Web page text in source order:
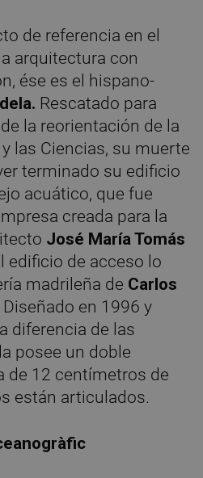
de referencia en el
arquitectura con
ése es el hispano-
Rescatado para
la reorientación de la
las Ciencias, su muerte
terminado su edificio
acuático, que fue
creada para la
José María Tomás
edificio de acceso lo
madrileña de Carlos
Diseñado en 1996 y
diferencia de las
posee un doble
de 12 centímetros de
están articulados.